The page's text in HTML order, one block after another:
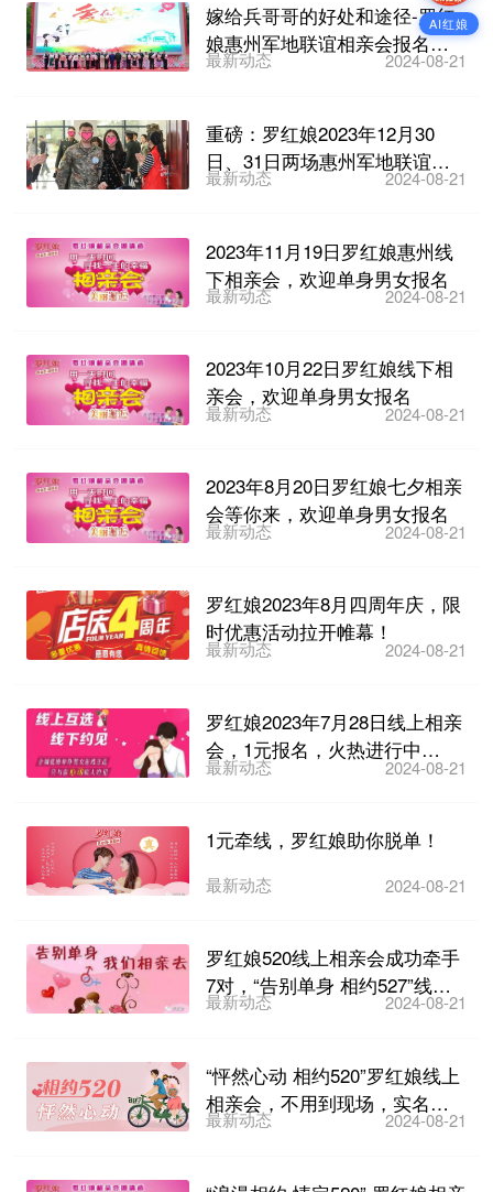
嫁给兵哥哥的好处和途径-罗红
娘惠州军地联谊相亲会报名即
将截止
最新动态 2024-08-21
重磅：罗红娘2023年12月30
日、31日两场惠州军地联谊相
亲会开始报名啦~
最新动态 2024-08-21
2023年11月19日罗红娘惠州线
下相亲会，欢迎单身男女报名
最新动态 2024-08-21
2023年10月22日罗红娘线下相
亲会，欢迎单身男女报名
最新动态 2024-08-21
2023年8月20日罗红娘七夕相亲
会等你来，欢迎单身男女报名
最新动态 2024-08-21
罗红娘2023年8月四周年庆，限
时优惠活动拉开帷幕！
最新动态 2024-08-21
罗红娘2023年7月28日线上相亲
会，1元报名，火热进行中…
最新动态 2024-08-21
1元牵线，罗红娘助你脱单！
最新动态 2024-08-21
罗红娘520线上相亲会成功牵手
7对，“告别单身 相约527”线上
相亲会火热报...
最新动态 2024-08-21
“怦然心动 相约520”罗红娘线上
相亲会，不用到现场，实名相
亲！火热报名中…
最新动态 2024-08-21
AI红娘